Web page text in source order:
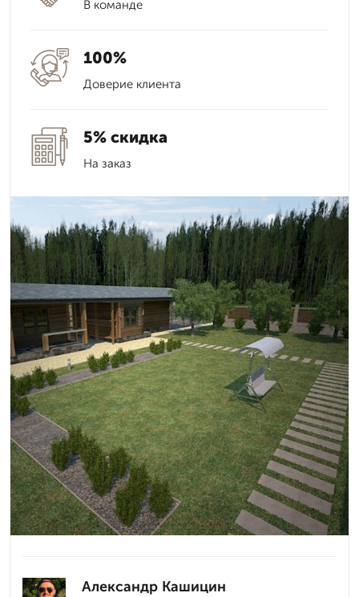
В команде
100%
Доверие клиента
5% скидка
На заказ
Александр Кашицин